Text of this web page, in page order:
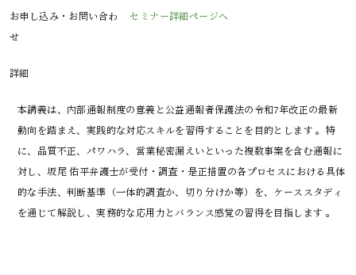
お申し込み・お問い合わ
せ
セミナー詳細ページへ
詳細
本講義は、内部通報制度の意義と公益通報者保護法の令和7年改正の最新
動向を踏まえ、実践的な対応スキルを習得することを目的とします 。特
に、品質不正、パワハラ、営業秘密漏えいといった複数事案を含む通報に
対し、坂尾 佑平弁護士が受付・調査・是正措置の各プロセスにおける具体
的な手法、判断基準（一体的調査か、切り分けか等）を、ケーススタディ